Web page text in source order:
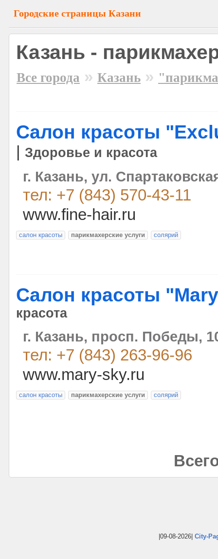
Городские страницы Казани
Казань -
Все города » Казань »
Салон красоты
Здоровье и красота
г. Казань, ул.
тел: +7 (843) 570-43-11
www.fine-hair.ru
салон красоты парикмахерские услуги солярий
Салон красоты
красота
г. Казань, просп. Победы,
тел: +7 (843) 263-96-96
www.mary-sky.ru
салон красоты парикмахерские услуги солярий
|09-08-2026| City-